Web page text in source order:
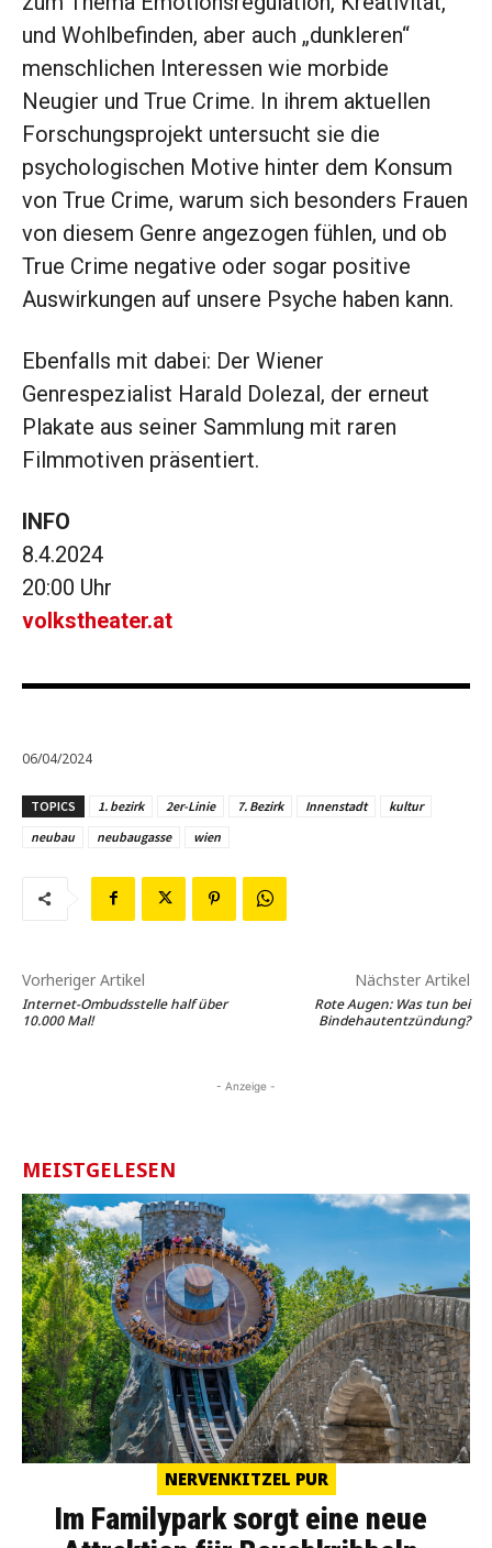
und Wohlbefinden, aber auch „dunkleren“
menschlichen Interessen wie morbide
Neugier und True Crime. In ihrem aktuellen
Forschungsprojekt untersucht sie die
psychologischen Motive hinter dem Konsum
von True Crime, warum sich besonders Frauen
von diesem Genre angezogen fühlen, und ob
True Crime negative oder sogar positive
Auswirkungen auf unsere Psyche haben kann.
Ebenfalls mit dabei: Der Wiener
Genrespezialist Harald Dolezal, der erneut
Plakate aus seiner Sammlung mit raren
Filmmotiven präsentiert.
INFO
8.4.2024
20:00 Uhr
volkstheater.at
06/04/2024
TOPICS 1. bezirk 2er-Linie 7. Bezirk Innenstadt
kultur
neubau
neubaugasse wien
Vorheriger Artikel
Internet-Ombudsstelle half über
10.000 Mal!
Nächster Artikel
Rote Augen: Was tun bei
Bindehautentzündung?
- Anzeige -
MEISTGELESEN
NERVENKITZEL PUR
Im Familypark sorgt eine neue